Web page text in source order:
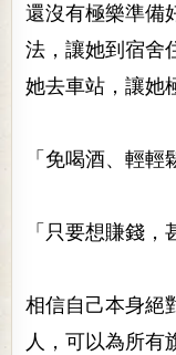
還沒有極樂準備
法，讓她到宿舍
她去車站，讓她
「免喝酒、輕輕
「只要想賺錢，
相信自己本身絕
人，可以為所有